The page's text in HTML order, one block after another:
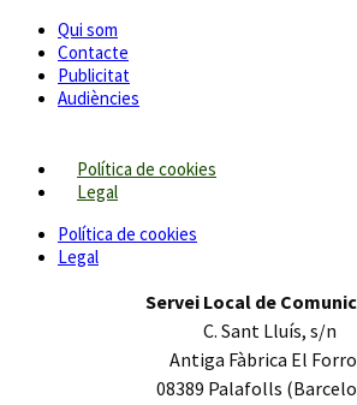
Qui som
Contacte
Publicitat
Audiències
Política de cookies
Legal
Política de cookies
Legal
Servei Local de
C. Sant Lluís, s/n
Antiga Fàbrica El
08389 Palafolls